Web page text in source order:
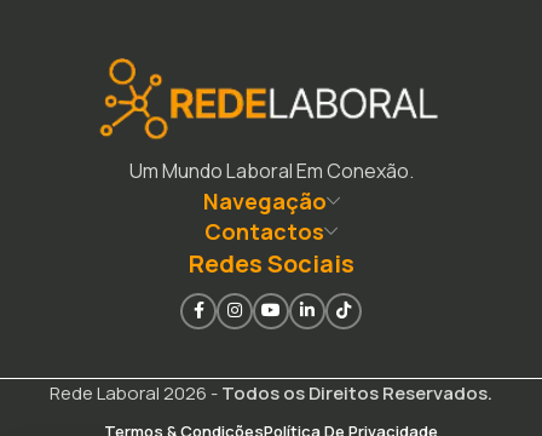
Um Mundo Laboral Em Conexão.
Navegação
Contactos
Redes Sociais
Rede Laboral 2026 -Todos os Direitos Reservados.
Termos & CondiçõesPolítica De Privacidade